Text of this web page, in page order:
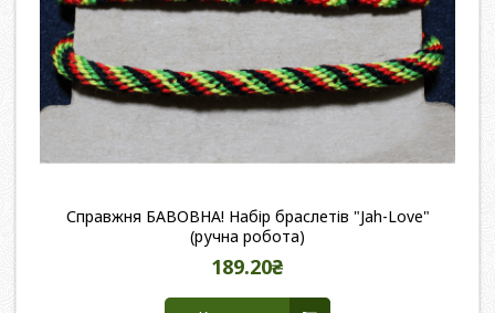
Справжня БАВОВНА! Набір браслетів "Jah-Love"
(ручна робота)
189.20₴